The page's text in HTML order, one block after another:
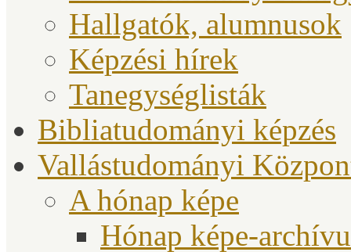
Hallgatók, alumnusok
Képzési hírek
Tanegységlisták
Bibliatudományi képzés
Vallástudományi
A hónap képe
Hónap képe-